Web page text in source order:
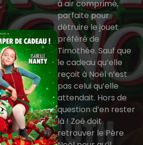
à air comprimé,
parfaite pour
détruire le jouet
préféré de
Timothée. Sauf que
le cadeau qu’elle
reçoit à Noël n’est
pas celui qu’elle
attendait. Hors de
question d’en rester
là ! Zoé doit
retrouver le Père